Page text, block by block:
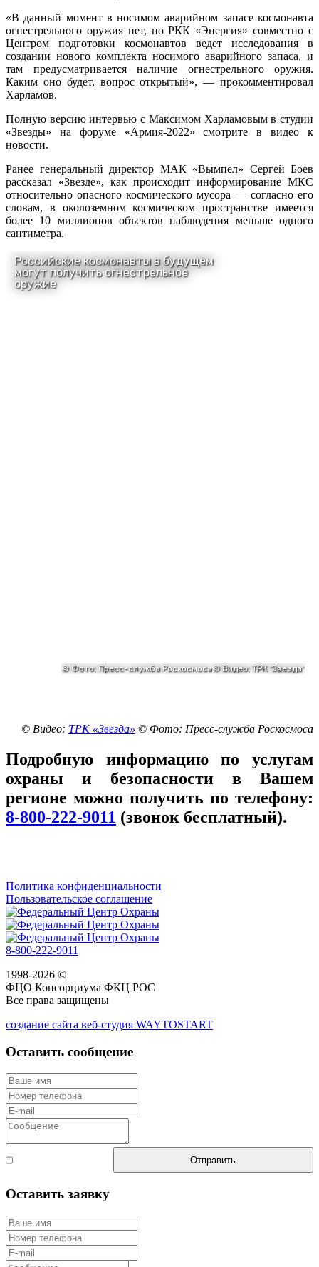
«В данный момент в носимом аварийном запасе космонавта
огнестрельного оружия нет, но РКК «Энергия» совместно с
Центром подготовки космонавтов ведет исследования в
создании нового комплекта носимого аварийного запаса, и
там предусматривается наличие огнестрельного оружия.
Каким оно будет, вопрос открытый», — прокомментировал
Харламов.
Полную версию интервью с Максимом Харламовым в студии
«Звезды» на форуме «Армия-2022» смотрите в видео к
новости.
Ранее генеральный директор МАК «Вымпел» Сергей Боев
рассказал «Звезде», как происходит информирование МКС
относительно опасного космического мусора — согласно его
словам, в околоземном космическом пространстве имеется
более 10 миллионов объектов наблюдения меньше одного
сантиметра.
© Видео: ТРК «Звезда» © Фото: Пресс-служба Роскосмоса
Подробную информацию по услугам
охраны и безопасности в Вашем
регионе можно получить по телефону:
8-800-222-9011 (звонок бесплатный).
Политика конфиденциальности
Пользовательское соглашение
8-800-222-9011
1998-2026 ©
ФЦО Консорциума ФКЦ РОС
Все права защищены
создание сайта веб-студия WAYTOSTART
Оставить сообщение
Отправить
Оставить заявку